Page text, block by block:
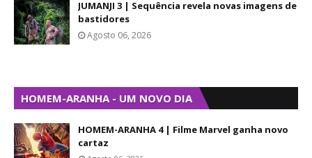
JUMANJI 3 | Sequência revela novas imagens de
bastidores
Agosto 06, 2026
HOMEM-ARANHA - UM NOVO DIA
HOMEM-ARANHA 4 | Filme Marvel ganha novo
cartaz